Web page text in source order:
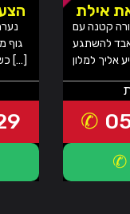
גוף
כשרואה אותה ברחוב… תגיע אליך למלון […]
אילת
קטנה עם
להשתגע